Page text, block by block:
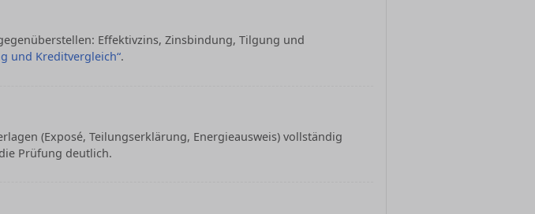
Effektivzins, Zinsbindung, Tilgung und
und Kreditvergleich“.
(Exposé, Teilungserklärung, Energieausweis) vollständig
Prüfung deutlich.